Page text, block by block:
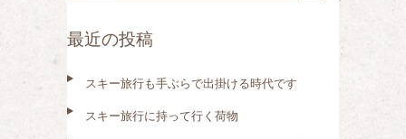
:最近の投稿
スキー旅行も手ぶらで出掛ける時代です
スキー旅行に持って行く荷物